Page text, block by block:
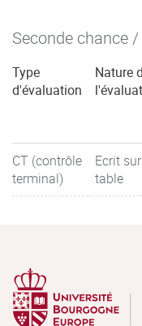
Seconde chance
Type
d'évaluation
Nature
CT (contrôle
terminal)
Ecrit sur
table